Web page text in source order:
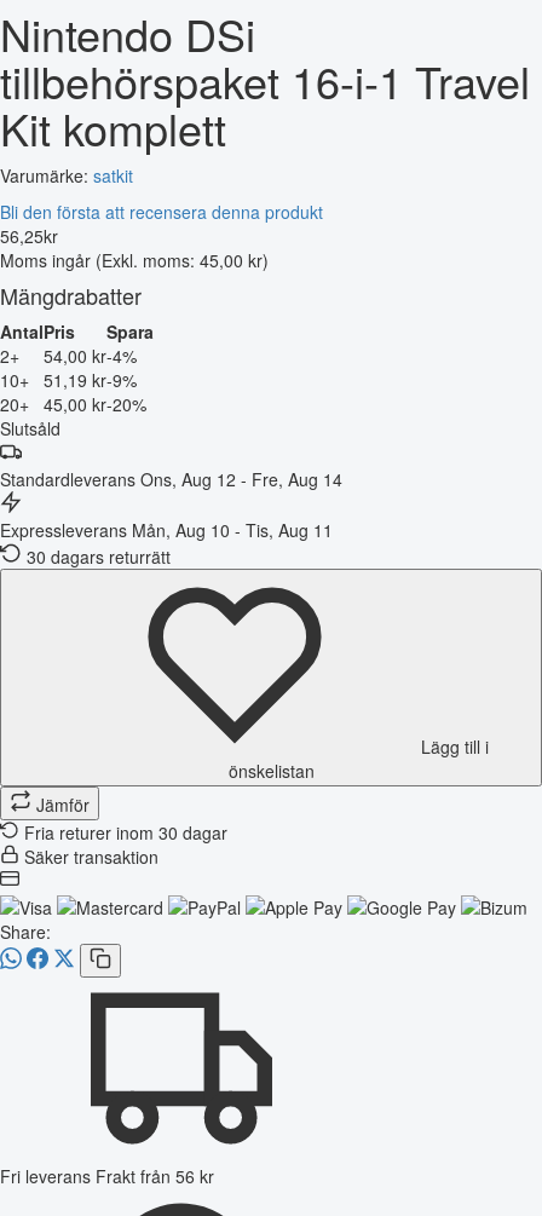
Nintendo DSi
tillbehörspaket 16-i-1 Travel
Kit komplett
Varumärke: satkit
Bli den första att recensera denna produkt
56,25kr
Moms ingår (Exkl. moms: 45,00 kr)
Mängdrabatter
AntalPris
Spara
2+
54,00 kr-4%
10+ 51,19 kr-9%
20+ 45,00 kr-20%
Slutsåld
Standardleverans Ons, Aug 12 - Fre, Aug 14
Expressleverans Mån, Aug 10 - Tis, Aug 11
30 dagars returrätt
Lägg till i
önskelistan
Jämför
Fria returer inom 30 dagar
Säker transaktion
Share:
Fri leverans Frakt från 56 kr